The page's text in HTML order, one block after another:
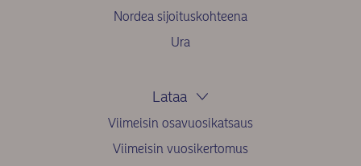
Nordea sijoituskohteena
Ura
Lataa
Viimeisin osavuosikatsaus
Viimeisin vuosikertomus